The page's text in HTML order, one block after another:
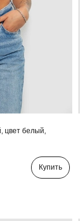
цвет белый,
Купить